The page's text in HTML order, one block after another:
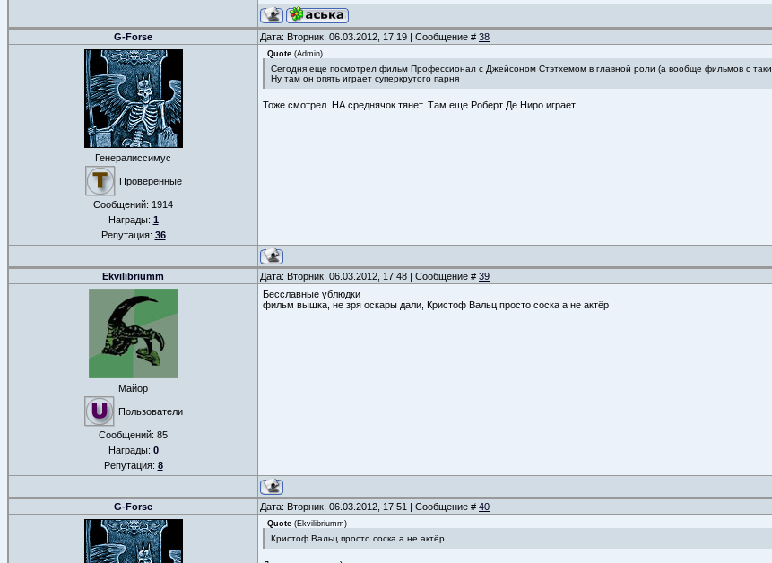
G-Forse Дата: Вторник, 06.03.2012, 17:19 | Сообщение # 38
Генералиссимус
Проверенные
Сообщений: 1914
Награды: 1
Репутация: 36
Quote (Admin)
Сегодня еще посмотрел фильм Профессионал с Джейсоном Стэтхемом в главной роли (а вообще фильмов с
Ну там он опять играет суперкрутого парня
Тоже смотрел. НА среднячок тянет. Там еще Роберт Де Ниро играет
Ekvilibriumm Дата: Вторник, 06.03.2012, 17:48 | Сообщение # 39
Майор
Пользователи
Сообщений: 85
Награды: 0
Репутация: 8
Бесславные ублюдки
фильм вышка, не зря оскары дали, Кристоф Вальц просто соска а не актёр
G-Forse Дата: Вторник, 06.03.2012, 17:51 | Сообщение # 40
Quote (Ekvilibriumm)
Кристоф Вальц просто соска а не актёр